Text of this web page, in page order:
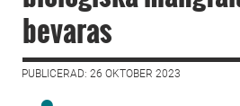
bevaras
PUBLICERAD: 26 OKTOBER 2023